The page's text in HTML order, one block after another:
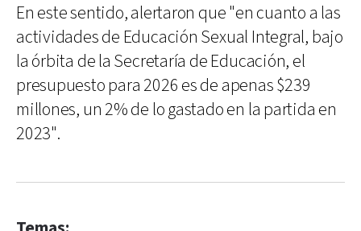
En este sentido, alertaron que "en cuanto a las
actividades de Educación Sexual Integral, bajo
la órbita de la Secretaría de Educación, el
presupuesto para 2026 es de apenas $239
millones, un 2% de lo gastado en la partida en
2023".